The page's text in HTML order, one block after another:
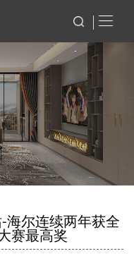
海尔连续两年获全
赛最高奖